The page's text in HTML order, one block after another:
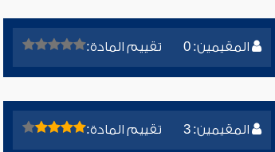
المقيمين: 0 تقييم المادة:
المقيمين: 3 تقييم المادة: